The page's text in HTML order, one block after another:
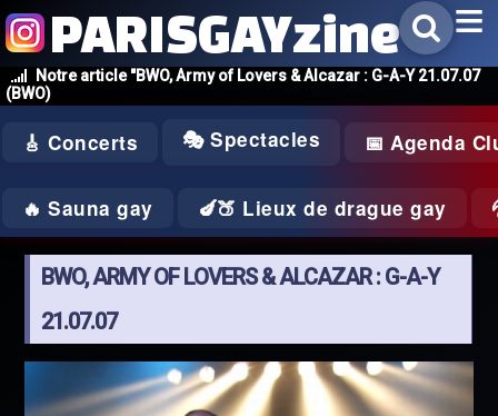
Notre article "BWO, Army of Lovers & Alcazar : G-A-Y 21.07.07
(BWO)
PARISGAYzine
🎸 Concerts 🎭 Spectacles 📅 Agenda
🔥 Sauna gay 🍆🍑 Lieux de drague gay
BWO, ARMY OF LOVERS & ALCAZAR : G-A-Y
21.07.07